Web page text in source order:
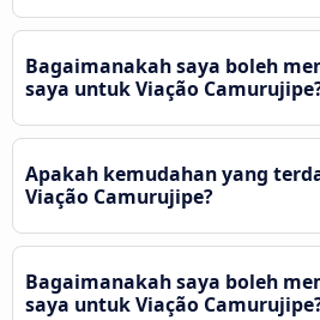
Bagaimanakah saya boleh
saya untuk Viação
Apakah kemudahan yang
Viação Camurujipe?
Bagaimanakah saya boleh
saya untuk Viação